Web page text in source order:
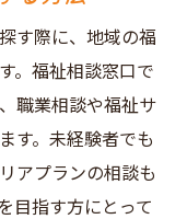
す際に、地域の福
。福祉相談窓口で
職業相談や福祉サ
す。未経験者でも
アプランの相談も
目指す方にとって